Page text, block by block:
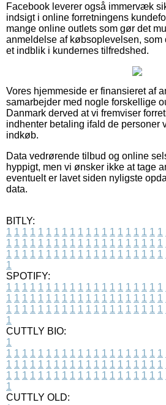
Facebook leverer også immervæk
indsigt i online forretningens
mange online outlets som gør det
anmeldelse af købsoplevelsen, som
et indblik i kundernes tilfredshed.
Vores hjemmeside er finansieret af
samarbejder med nogle forskellige
Danmark derved at vi fremviser
indhenter betaling ifald de personer
indkøb.
Data vedrørende tilbud og online
hyppigt, men vi ønsker ikke at tage
eventuelt er lavet siden nyligste
data.
BITLY:
1 1 1 1 1 1 1 1 1 1 1 1 1 1 1 1 1 1 1 1
1 1 1 1 1 1 1 1 1 1 1 1 1 1 1 1 1 1 1 1
1 1 1 1 1 1 1 1 1 1 1 1 1 1 1 1 1 1 1 1
1
SPOTIFY:
1 1 1 1 1 1 1 1 1 1 1 1 1 1 1 1 1 1 1 1
1 1 1 1 1 1 1 1 1 1 1 1 1 1 1 1 1 1 1 1
1 1 1 1 1 1 1 1 1 1 1 1 1 1 1 1 1 1 1 1
1
CUTTLY BIO:
1
1 1 1 1 1 1 1 1 1 1 1 1 1 1 1 1 1 1 1 1
1 1 1 1 1 1 1 1 1 1 1 1 1 1 1 1 1 1 1 1
1 1 1 1 1 1 1 1 1 1 1 1 1 1 1 1 1 1 1 1
1
CUTTLY OLD: